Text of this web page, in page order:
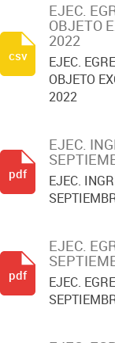
EJEC.
OBJETO
2022
EJEC.
OBJETO
2022
csv
EJEC.
EJEC.
pdf
EJEC.
EJEC.
pdf